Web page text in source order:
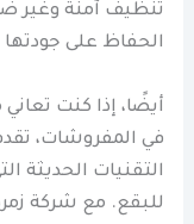
تنظيف آمنة وغير
الحفاظ على جودتها
أيضًا، إذا كنت
في المفروشات،
التقنيات الحديثة
للبقع. مع شركة